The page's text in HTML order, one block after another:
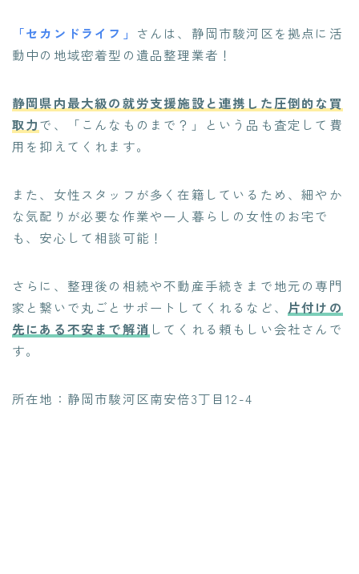
「セカンドライフ」 さんは、静岡市駿河区を拠点に活
動中の地域密着型の遺品整理業者！
静岡県内最大級の就労支援施設と連携した圧倒的な買
取力で、「こんなものまで？」という品も査定して費
用を抑えてくれます。
また、女性スタッフが多く在籍しているため、細やか
な気配りが必要な作業や一人暮らしの女性のお宅で
も、安心して相談可能！
さらに、整理後の相続や不動産手続きまで地元の専門
家と繋いで丸ごとサポートしてくれるなど、 片付けの
先にある不安まで解消 してくれる頼もしい会社さんで
す。
所在地：静岡市駿河区南安倍3丁目12-4